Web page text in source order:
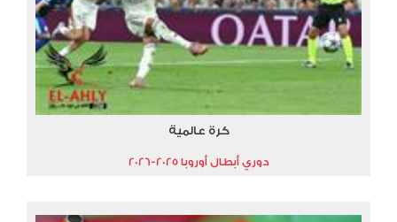
كرة عالمية
دوري أبطال أوروبا 2025-2026